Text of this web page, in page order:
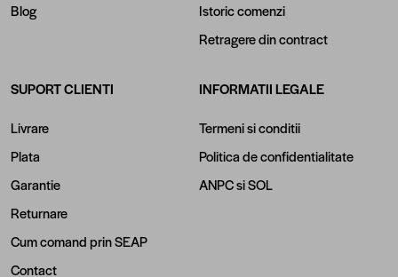
Blog
Istoric comenzi
Retragere din contract
SUPORT CLIENTI
Livrare
Plata
Garantie
Returnare
Cum comand prin SEAP
Contact
INFORMATII LEGALE
Termeni si conditii
Politica de confidentialitate
ANPCsiSOL